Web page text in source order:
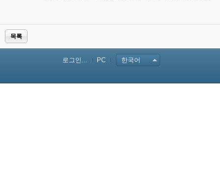
목록
로그인... PC 한국어